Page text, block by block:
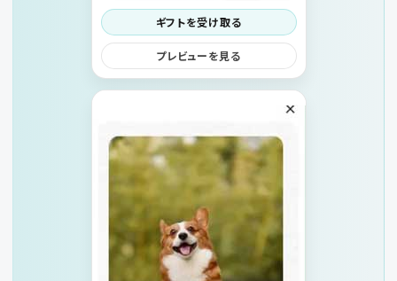
ギフトを受け取る
プレビューを見る